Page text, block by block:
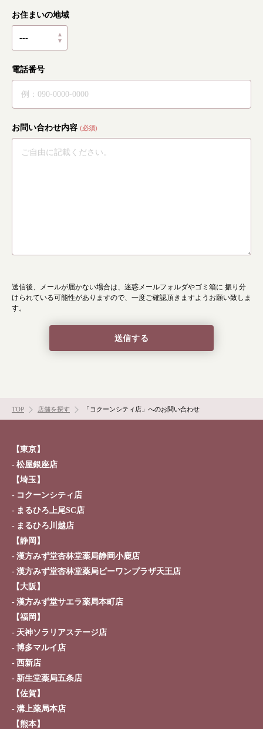
根本から身体を整えるとは
お知らせ イベント・講座
採用情報
お住まいの地域
電話番号
お問い合わせ内容 (必須)
送信後、メールが届かない場合は、迷惑メールフォルダやゴミ箱に 振り分
けられている可能性がありますので、一度ご確認頂きますようお願い致しま
す。
TOP 店舗を探す 「コクーンシティ店」へのお問い合わせ
【東京】
松屋銀座店
【埼玉】
コクーンシティ店
まるひろ上尾SC店
まるひろ川越店
【静岡】
漢方みず堂杏林堂薬局静岡小鹿店
漢方みず堂杏林堂薬局ピーワンプラザ天王店
【大阪】
漢方みず堂サエラ薬局本町店
【福岡】
天神ソラリアステージ店
博多マルイ店
西新店
新生堂薬局五条店
【佐賀】
溝上薬局本店
【熊本】